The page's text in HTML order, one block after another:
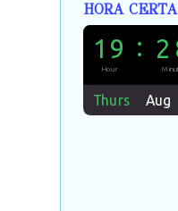
HORA CERTA